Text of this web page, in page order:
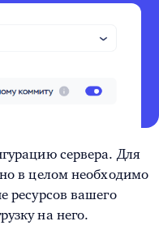
сервера. Для
в целом необходимо
ресурсов вашего
на него.